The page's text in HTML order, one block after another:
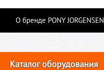
О бренде PONY JORGENSEN
Каталог оборудования